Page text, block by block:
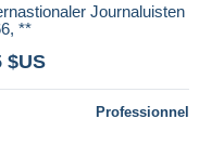
Journaluisten
**
$US
Professionnel